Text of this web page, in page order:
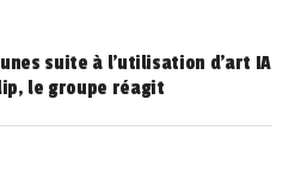
suite à l’utilisation d’art IA
le groupe réagit